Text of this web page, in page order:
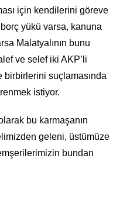
için kendilerini göreve
yükü varsa, kanuna
Malatyalının bunu
ve selef iki AKP’li
birbirlerini suçlamasında
istiyor.
bu karmaşanın
geleni, üstümüze
bundan